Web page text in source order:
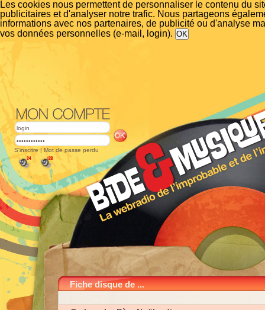
Les cookies nous permettent de personnaliser le contenu du
publicitaires et d'analyser notre trafic. Nous partageons
informations avec nos partenaires, de publicité ou d'analyse
vos données personnelles (e-mail, login).
S'inscrire | Mot de passe perdu
Fiche disque de ...